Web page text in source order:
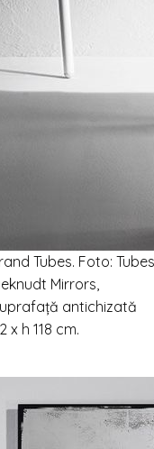
Tubes. Foto: Tubes
Mirrors,
antichizată
h 118 cm.